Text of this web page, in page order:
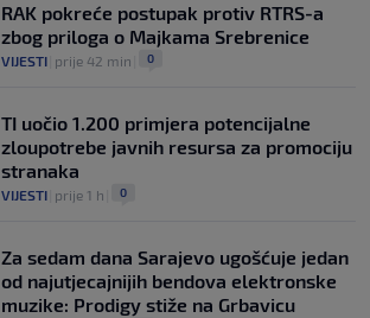
RAK pokreće postupak protiv RTRS-a
zbog priloga o Majkama Srebrenice
VIJESTI prije 42 min 0
TI uočio 1.200 primjera potencijalne
zloupotrebe javnih resursa za promociju
stranaka
VIJESTI prije 1 h 0
Za sedam dana Sarajevo ugošćuje jedan
od najutjecajnijih bendova elektronske
muzike: Prodigy stiže na Grbavicu